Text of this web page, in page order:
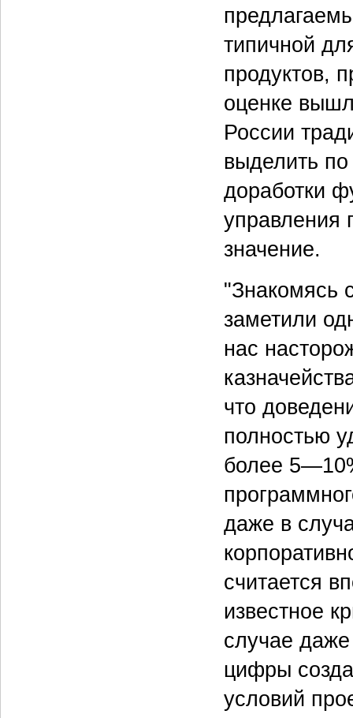
типичной
продуктов,
оценке
России
выделить
доработки
управления
значение.
"Знакомясь
заметили
нас
что
полностью
более
даже в
считается
известное
случае
цифры
условий